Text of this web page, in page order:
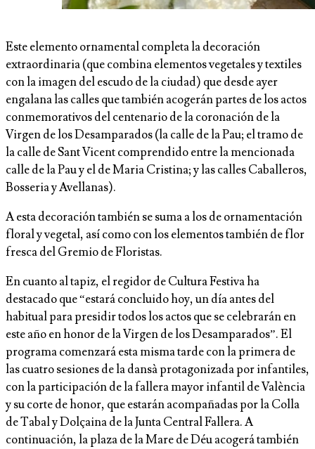
Este elemento ornamental completa la decoración
extraordinaria (que combina elementos vegetales y textiles
con la imagen del escudo de la ciudad) que desde ayer
engalana las calles que también acogerán partes de los actos
conmemorativos del centenario de la coronación de la
Virgen de los Desamparados (la calle de la Pau; el tramo de
la calle de Sant Vicent comprendido entre la mencionada
calle de la Pau y el de Maria Cristina; y las calles Caballeros,
Bosseria y Avellanas).
A esta decoración también se suma a los de ornamentación
floral y vegetal, así como con los elementos también de flor
fresca del Gremio de Floristas.
En cuanto al tapiz, el regidor de Cultura Festiva ha
destacado que “estará concluido hoy, un día antes del
habitual para presidir todos los actos que se celebrarán en
este año en honor de la Virgen de los Desamparados”. El
programa comenzará esta misma tarde con la primera de
las cuatro sesiones de la dansà protagonizada por infantiles,
con la participación de la fallera mayor infantil de València
y su corte de honor, que estarán acompañadas por la Colla
de Tabal y Dolçaina de la Junta Central Fallera. A
continuación, la plaza de la Mare de Déu acogerá también